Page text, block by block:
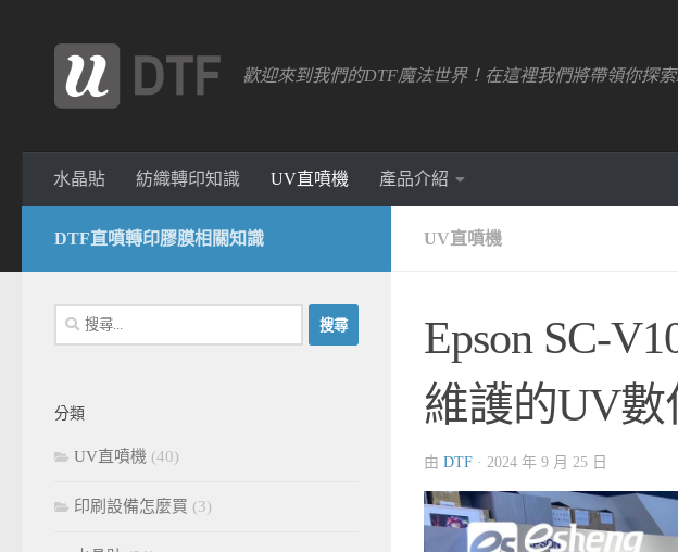
歡迎來到我們的DTF魔法世界！在這裡我們將帶領你探
水晶貼 紡織轉印知識 UV直噴機 產品介紹
UV直噴機
Epson SC-
維護的UV數
由 DTF · 2024 年 9 月 25 日
DTF直噴轉印膠膜相關知識
搜
尋
字:
分類
UV直噴機 (40)
印刷設備怎麼買 (3)